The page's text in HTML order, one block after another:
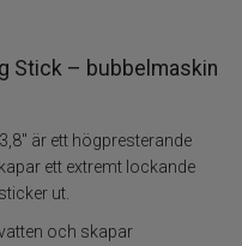
Stick – bubbelmaskin
är ett högpresterande
ett extremt lockande
ut.
och skapar